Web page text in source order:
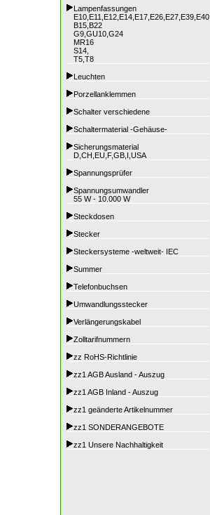
Lampenfassungen
E10,E11,E12,E14,E17,E26,E27,E39,E40
B15,B22
G9,GU10,G24
MR16
S14,
T5,T8
Leuchten
Porzellanklemmen
Schalter verschiedene
Schaltermaterial -Gehäuse-
Sicherungsmaterial
D,CH,EU,F,GB,I,USA
Spannungsprüfer
Spannungsumwandler
55 W - 10.000 W
Steckdosen
Stecker
Steckersysteme -weltweit- IEC
Summer
Telefonbuchsen
Umwandlungsstecker
Verlängerungskabel
Zolltarifnummern
zz RoHS-Richtlinie
zz1 AGB Ausland - Auszug
zz1 AGB Inland - Auszug
zz1 geänderte Artikelnummer
zz1 SONDERANGEBOTE
zz1 Unsere Nachhaltigkeit